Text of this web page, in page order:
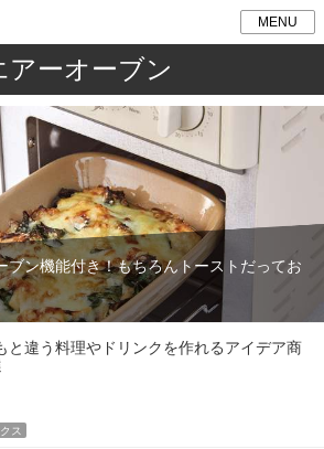
MENU
アーオーブン
ブン機能付き！もちろんトーストだってお
と違う料理やドリンクを作れるアイデア商
ス